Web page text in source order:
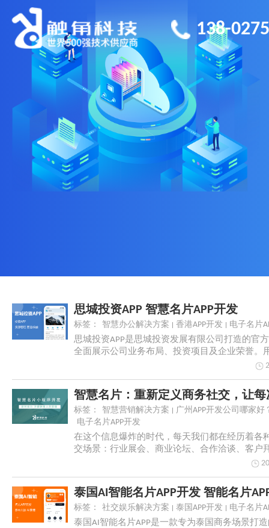
138-
思城投资APP 智慧名片APP开发
标签： 智慧办公解决方案 香港APP开发
电子名片
思城投资APP是思城投资发展有限公司打造的官
全面展示公司业务布局、投资项目及企业荣誉。
标签： 智慧营销解决方案
广州APP开发公司哪家好
电子名片APP开发
在这个信息爆炸的时代，每天我们都在经历着各
交场景：行业展会、商业论坛、合作洽谈、客户
泰国AI智能名片APP开发 智能名片
标签： 社交娱乐解决方案 泰国APP开发
电子名片
泰国AI智能名片APP是一款专为泰国商务场景打